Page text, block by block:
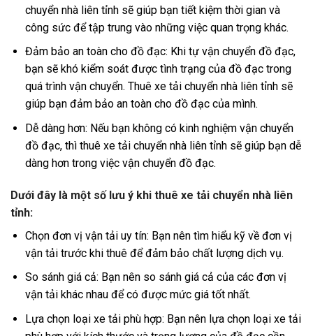
chuyển nhà liên tỉnh sẽ giúp bạn tiết kiệm thời gian và
công sức để tập trung vào những việc quan trọng khác.
Đảm bảo an toàn cho đồ đạc: Khi tự vận chuyển đồ đạc,
bạn sẽ khó kiểm soát được tình trạng của đồ đạc trong
quá trình vận chuyển. Thuê xe tải chuyển nhà liên tỉnh sẽ
giúp bạn đảm bảo an toàn cho đồ đạc của mình.
Dễ dàng hơn: Nếu bạn không có kinh nghiệm vận chuyển
đồ đạc, thì thuê xe tải chuyển nhà liên tỉnh sẽ giúp bạn dễ
dàng hơn trong việc vận chuyển đồ đạc.
Dưới đây là một số lưu ý khi thuê xe tải chuyển nhà liên
tỉnh:
Chọn đơn vị vận tải uy tín: Bạn nên tìm hiểu kỹ về đơn vị
vận tải trước khi thuê để đảm bảo chất lượng dịch vụ.
So sánh giá cả: Bạn nên so sánh giá cả của các đơn vị
vận tải khác nhau để có được mức giá tốt nhất.
Lựa chọn loại xe tải phù hợp: Bạn nên lựa chọn loại xe tải